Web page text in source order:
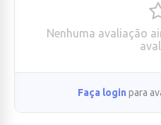
Nenhuma avaliação
Faça login para